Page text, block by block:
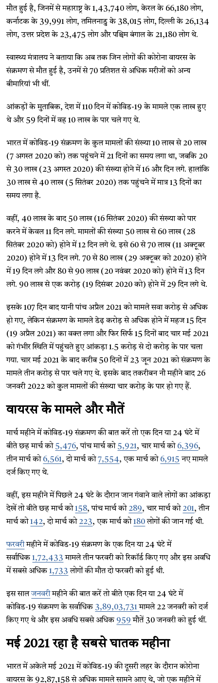
मौत हुई है, जिनमें से महाराष्ट्र के 1,43,740 लोग, केरल के 66,180 लोग,
कर्नाटक के 39,991 लोग, तमिलनाडु के 38,015 लोग, दिल्ली के 26,134
लोग, उत्तर प्रदेश के 23,475 लोग और पश्चिम बंगाल के 21,180 लोग थे.
स्वास्थ्य मंत्रालय ने बताया कि अब तक जिन लोगों की कोरोना वायरस के
संक्रमण से मौत हुई है, उनमें से 70 प्रतिशत से अधिक मरीजों को अन्य
बीमारियां भी थीं.
आंकड़ों के मुताबिक, देश में 110 दिन में कोविड-19 के मामले एक लाख हुए
थे और 59 दिनों में वह 10 लाख के पार चले गए थे.
भारत में कोविड-19 संक्रमण के कुल मामलों की संख्या 10 लाख से 20 लाख
(7 अगस्त 2020 को) तक पहुंचने में 21 दिनों का समय लगा था, जबकि 20
से 30 लाख (23 अगस्त 2020) की संख्या होने में 16 और दिन लगे. हालांकि
30 लाख से 40 लाख (5 सितंबर 2020) तक पहुंचने में मात्र 13 दिनों का
समय लगा है.
वहीं, 40 लाख के बाद 50 लाख (16 सितंबर 2020) की संख्या को पार
करने में केवल 11 दिन लगे. मामलों की संख्या 50 लाख से 60 लाख (28
सितंबर 2020 को) होने में 12 दिन लगे थे. इसे 60 से 70 लाख (11 अक्टूबर
2020) होने में 13 दिन लगे. 70 से 80 लाख (29 अक्टूबर को 2020) होने
में 19 दिन लगे और 80 से 90 लाख (20 नवंबर 2020 को) होने में 13 दिन
लगे. 90 लाख से एक करोड़ (19 दिसंबर 2020 को) होने में 29 दिन लगे थे.
इसके 107 दिन बाद यानी पांच अप्रैल 2021 को मामले सवा करोड़ से अधिक
हो गए, लेकिन संक्रमण के मामले डेढ़ करोड़ से अधिक होने में महज 15 दिन
(19 अप्रैल 2021) का वक्त लगा और फिर सिर्फ 15 दिनों बाद चार मई 2021
को गंभीर स्थिति में पहुंचते हुए आंकड़ा 1.5 करोड़ से दो करोड़ के पार चला
गया. चार मई 2021 के बाद करीब 50 दिनों में 23 जून 2021 को संक्रमण के
मामले तीन करोड़ से पार चले गए थे. इसके बाद तकरीबन नौ महीने बाद 26
जनवरी 2022 को कुल मामलों की संख्या चार करोड़ के पार हो गए हैं.
वायरस के मामले और मौतें
मार्च महीने में कोविड-19 संक्रमण की बात करें तो एक दिन या 24 घंटे में
बीते छह मार्च को 5,476, पांच मार्च को 5,921, चार मार्च को 6,396,
तीन मार्च को 6,561, दो मार्च को7,554, एक मार्च को 6,915 नए मामले
दर्ज किए गए थे.
वहीं, इस महीने में पिछले 24 घंटे के दौरान जान गंवाने वाले लोगों का आंकड़ा
देखें तो बीते छह मार्च को158, पांच मार्च को 289, चार मार्च को 201, तीन
मार्च को142, दो मार्च को 223, एक मार्च को180लोगों की जान गई थी.
फरवरीमहीने में कोविड-19 संक्रमण के एक दिन या 24 घंटे में
सर्वाधिक1,72,433 मामले तीन फरवरी को रिकॉर्ड किए गए और इस अवधि
में सबसे अधिक1,733 लोगों की मौत दो फरवरी को हुई थी.
इस सालजनवरीमहीने की बात करें तो बीते एक दिन या 24 घंटे में
कोविड-19 संक्रमण के सर्वाधिक 3,89,03,731मामले 22 जनवरी को दर्ज
किए गए थे और इस अवधि सबसे अधिक 959 मौतें 30 जनवरी को हुई थीं.
मई 2021 रहा है सबसे घातक महीना
भारत में अकेले मई 2021 में कोविड-19 की दूसरी लहर के दौरान कोरोना
वायरस के 92,87,158 से अधिक मामले सामने आए थे, जो एक महीने में